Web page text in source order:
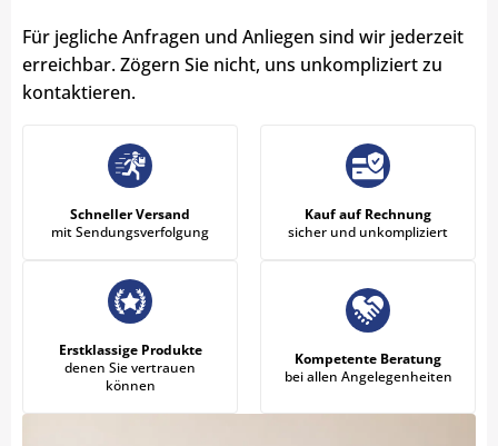
Für jegliche Anfragen und Anliegen sind wir jederzeit
erreichbar. Zögern Sie nicht, uns unkompliziert zu
kontaktieren.
Schneller Versand
mit Sendungsverfolgung
Kauf auf Rechnung
sicher und unkompliziert
Erstklassige Produkte
denen Sie vertrauen
können
Kompetente Beratung
bei allen Angelegenheiten